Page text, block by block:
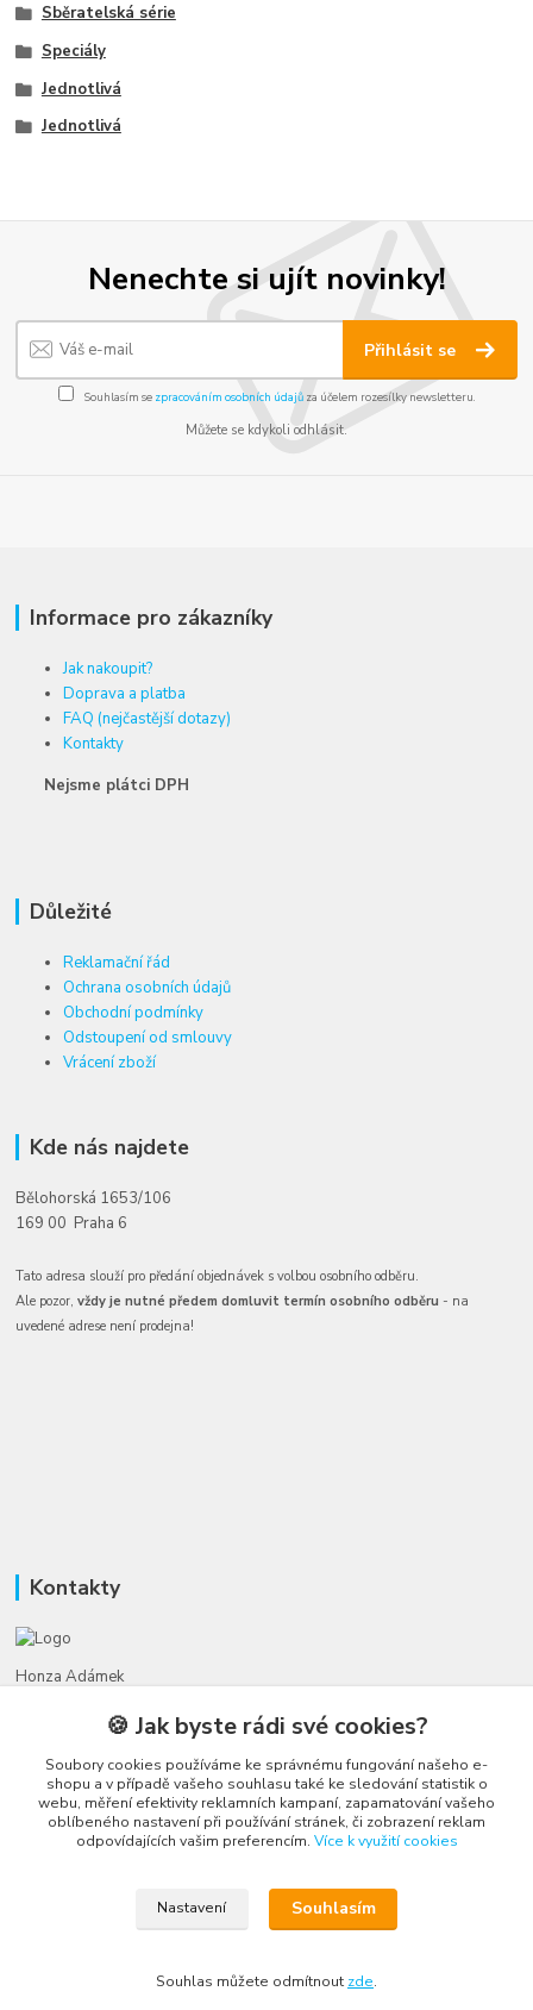
Sběratelská série
Speciály
Jednotlivá
Jednotlivá
Nenechte si ujít novinky!
Přihlásit se
Souhlasím se zpracováním osobních údajůza účelem rozesílky newsletteru.
Můžete se kdykoli odhlásit.
Informace pro zákazníky
Jak nakoupit?
Doprava a platba
FAQ (nejčastější dotazy)
Kontakty
Nejsme plátci DPH
Důležité
Reklamační řád
Ochrana osobních údajů
Obchodní podmínky
Odstoupení od smlouvy
Vrácení zboží
Kde nás najdete
Bělohorská 1653/106
169 00 Praha 6
Tato adresa slouží pro předání objednávek s volbou osobního odběru.
Ale pozor,vždy je nutné předem domluvit termín osobního odběru - na
uvedené adrese není prodejna!
Kontakty
Honza Adámek
(Po-Ne, 9-21 hod.)
honza@autahracky.cz
Upravit sběr cookies.
🍪 Jak byste rádi své cookies?
Soubory cookies používáme ke správnému fungování našeho e-
shopu a v případě vašeho souhlasu také ke sledování statistik o
webu, měření efektivity reklamních kampaní, zapamatování vašeho
oblíbeného nastavení při používání stránek, či zobrazení reklam
odpovídajících vašim preferencím. Více k využití cookies
Nastavení Souhlasím
Souhlas můžete odmítnout zde.